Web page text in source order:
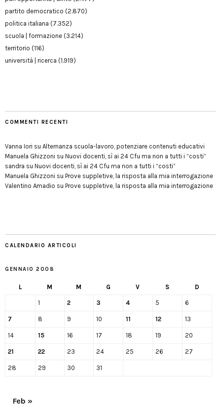
partito democratico (2.870)
politica italiana (7.352)
scuola | formazione (3.214)
territorio (116)
università | ricerca (1.919)
COMMENTI RECENTI
Vanna Iori su Alternanza scuola-lavoro, potenziare contenuti educativi
Manuela Ghizzoni su Nuovi docenti, sì ai 24 Cfu ma non a tutti i “costi”
sandra su Nuovi docenti, sì ai 24 Cfu ma non a tutti i “costi”
Manuela Ghizzoni su Prove suppletive, la risposta alla mia interrogazione
Valentino Amadio su Prove suppletive, la risposta alla mia interrogazione
CALENDARIO ARTICOLI
GENNAIO 2008
L M M G V S D
1 2 3 4 5 6
7 8 9 10 11 12 13
14 15 16 17 18 19 20
21 22 23 24 25 26 27
28 29 30 31
Feb »